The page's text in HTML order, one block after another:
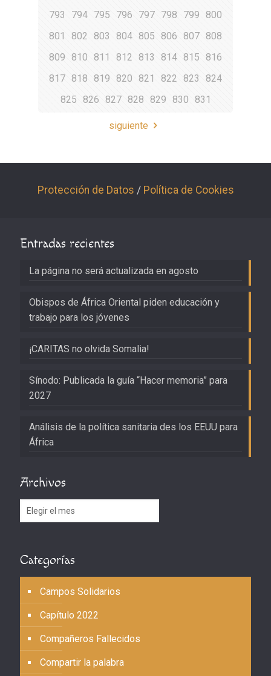
793
794 795 796 797 798 799
800
801
802 803 804 805 806 807 808
809
810 811 812 813 814 815
816
817 818 819 820 821 822 823
824
825
826 827 828 829 830 831
siguiente
Protección de Datos / Política de Cookies
Entradas recientes
La página no será actualizada en agosto
Obispos de África Oriental piden educación y
trabajo para los jóvenes
¡CARITAS no olvida Somalia!
Sínodo: Publicada la guía “Hacer memoria” para
2027
Análisis de la política sanitaria des los EEUU para
África
Archivos
Archivos
Categorías
Campos Solidarios
Capítulo 2022
Compañeros Fallecidos
Compartir la palabra